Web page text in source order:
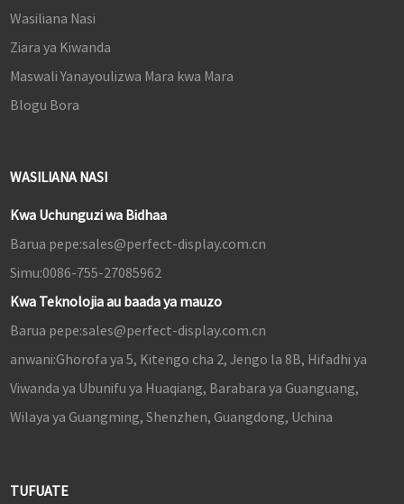
Wasiliana Nasi
Ziara ya Kiwanda
Maswali Yanayoulizwa Mara kwa Mara
Blogu Bora
WASILIANA NASI
Kwa Uchunguzi wa Bidhaa
Barua pepe:sales@perfect-display.com.cn
Simu:0086-755-27085962
Kwa Teknolojia au baada ya mauzo
Barua pepe:sales@perfect-display.com.cn
anwani:Ghorofa ya 5, Kitengo cha 2, Jengo la 8B, Hifadhi ya
Viwanda ya Ubunifu ya Huaqiang, Barabara ya Guanguang,
Wilaya ya Guangming, Shenzhen, Guangdong, Uchina
TUFUATE